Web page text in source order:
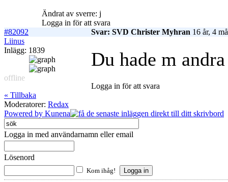
Ändrat av sverre: j
Logga in för att svara
#82092
Svar: SVD Christer Myhran 16 år, 4
Liinus
Inlägg: 1839
offline
Du hade m
Logga in för att svara
« Tillbaka
Moderatorer: Redax
Powered by Kunena
Logga in med användarnamn eller email
Lösenord
Kom ihåg!